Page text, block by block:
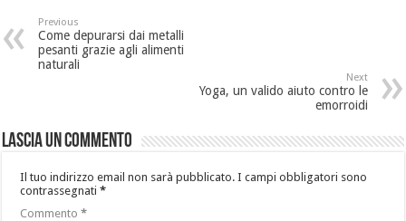
Previous
Come depurarsi dai metalli
pesanti grazie agli alimenti
naturali
Next
Yoga, un valido aiuto contro le
emorroidi
Lascia un commento
Il tuo indirizzo email non sarà pubblicato. I campi obbligatori sono
contrassegnati*
Commento*